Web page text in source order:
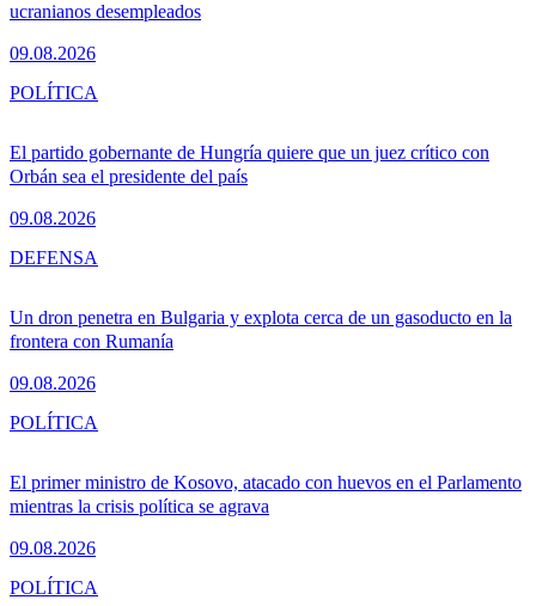
ucranianos desempleados
09.08.2026
El partido gobernante de Hungría quiere que un juez crítico con
Orbán sea el presidente del país
09.08.2026
POLÍTICA
Un dron penetra en Bulgaria y explota cerca de un gasoducto en la
frontera con Rumanía
09.08.2026
DEFENSA
El primer ministro de Kosovo, atacado con huevos en el Parlamento
mientras la crisis política se agrava
09.08.2026
POLÍTICA
POLÍTICA